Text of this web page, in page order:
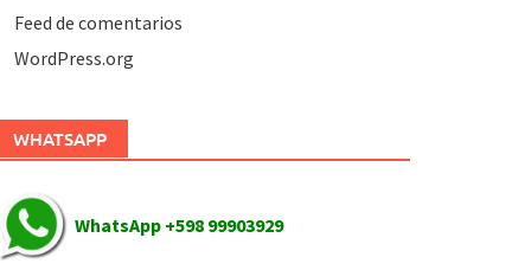
Feed de comentarios
WordPress.org
WHATSAPP
WhatsApp +598 99903929